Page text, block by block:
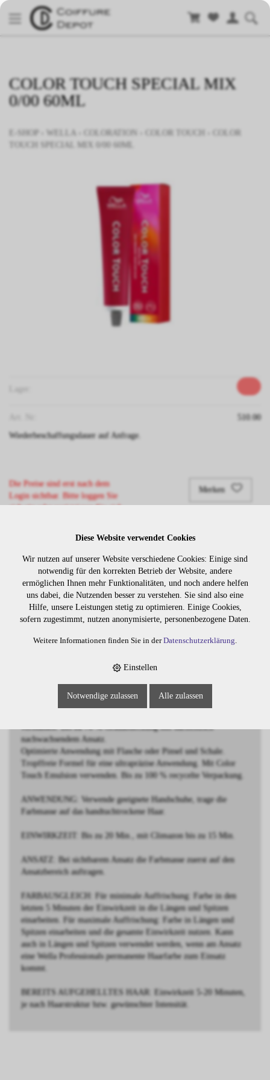
COLOR TOUCH SPECIAL MIX
0/00 60ML
WELLA
TOUCH SPECIAL MIX 0/00 60ML
510.00
Wiederbeschaffungsdauer auf Anfrage.
Die Preise sind erst nach dem
Login sichtbar. Bitte loggen Sie
sich ein oder registrieren Sie sich.
Merken
BESCHREIBUNG
Demi-permanente Intensivtönung
natur
Haartönung für ultimativen Glanz und strahlende Haarfarben.
Farbsicherheit und somit noch zuverlässigere Farbergebnisse -
Vegan, frei von Ammoniak, Silikonen und Mineralöl.
Mehr als 90 lebendige Farbtöne, untereinander mischbar.
verblassen. Bis zu 70 % Grauabdeckung mit harmonisch
nachwachsendem Ansatz.
Optimierte Anwendung mit Flasche oder Pinsel und Schale.
Tropffreie Formel für eine ultrapräzise Anwendung. Mit Color
Touch Emulsion verwenden. Bis zu 100 % recycelte Verpackung.
ANWENDUNG: Verwende geeignete Handschuhe, trage die
Farbmasse auf das handtuchtrockene Haar.
EINWIRKZEIT: Bis zu 20 Min., mit Climazon bis zu 15 Min.
ANSATZ: Bei sichtbarem Ansatz die Farbmasse zuerst auf den
Ansatzbereich auftragen.
FARBAUSGLEICH: Für minimale Auffrischung: Farbe in den
letzten 5 Minuten der Einwirkzeit in die Längen und Spitzen
einarbeiten. Für maximale Auffrischung: Farbe in Längen und
Spitzen einarbeiten und die gesamte Einwirkzeit nutzen. Kann
auch in Längen und Spitzen verwendet werden, wenn am Ansatz
eine Wella Professionals permanente Haarfarbe zum Einsatz
kommt.
BEREITS AUFGEHELLTES HAAR: Einwirkzeit 5-20 Minuten,
je nach Haarstruktur bzw. gewünschter Intensität.
Diese Website verwendet Cookies
Wir nutzen auf unserer Website verschiedene Cookies: Einige sind
notwendig für den korrekten Betrieb der Website, andere
ermöglichen Ihnen mehr Funktionalitäten, und noch andere helfen
uns dabei, die Nutzenden besser zu verstehen. Sie sind also eine
Hilfe, unsere Leistungen stetig zu optimieren. Einige Cookies,
sofern zugestimmt, nutzen anonymisierte, personenbezogene Daten.
Weitere Informationen finden Sie in derDatenschutzerklärung.
Einstellen
Notwendige zulassen Alle zulassen